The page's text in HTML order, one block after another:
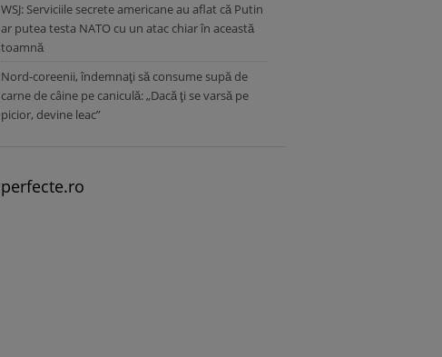
WSJ: Serviciile secrete americane au aflat că Putin
ar putea testa NATO cu un atac chiar în această
toamnă
Nord-coreenii, îndemnaţi să consume supă de
carne de câine pe caniculă: „Dacă ţi se varsă pe
picior, devine leac”
perfecte.ro